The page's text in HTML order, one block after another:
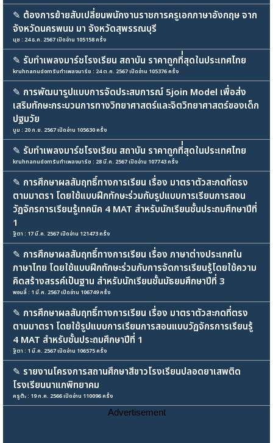
✎ ต้องการย้ายสับเปลี่ยนพนักงานราชการครูเอกภาษาอังกฤษ จาก
จังหวัดนครพนม มา จังหวัดสุพรรณบุรี
นุช : 24 ธ.ค. 2567 เปิดอ่าน 105158 ครั้ง
✎ รับทำเพลงมาร์ชโรงเรียน สถาบัน ราคาถูกที่่สุดในประเทศไทย
kruhnanudomรับทำเพลงมาร์ช : 24 ต.ค. 2567 เปิดอ่าน 105376 ครั้ง
✎ การพัฒนารูปแบบการจัดประสบการณ์ 5join Model เพื่อส่ง
เสริมทักษะกระบวนการทางวิทยาศาสตร์และจิตวิทยาศาสตร์ของเด็ก
ปฐมวัย
บูม : 20 ก.ย. 2567 เปิดอ่าน 105630 ครั้ง
✎ รับทำเพลงมาร์ชโรงเรียน สถาบัน ราคาถูกที่่สุดในประเทศไทย
kruhnanudomรับทำเพลงมาร์ช : 28 มี.ค. 2567 เปิดอ่าน 107743 ครั้ง
✎ การศึกษาผลสัมฤทธิ์ทางการเรียน เรื่อง มาตราตัวสะกดที่ตรง
ตามมาตรา โดยใช้แบบฝึกทักษะร่วมกับรูปแบบการเรียนการสอน
วัฏจักรการเรียนรู้เทคนิค 4 MAT สำหรับนักเรียนชั้นประถมศึกษาปีที่
1
ฐิตา : 17 มี.ค. 2567 เปิดอ่าน 121473 ครั้ง
✎ การศึกษาผลสัมฤทธิ์ทางการเรียน เรื่อง ภาษาต่างประเทศใน
ภาษาไทย โดยใช้แบบฝึกทักษะร่วมกับการจัดการเรียนรู้โดยใช้ความ
คิดสร้างสรรค์เป็นฐาน สำหรับนักเรียนชั้นมัธยมศึกษาปีที่ 3
พอนลี่ : 1 มี.ค. 2567 เปิดอ่าน 106749 ครั้ง
✎ การศึกษาผลสัมฤทธิ์ทางการเรียน เรื่อง มาตราตัวสะกดที่ตรง
ตามมาตรา โดยใช้รูปแบบการเรียนการสอนแบบวัฏจักรการเรียนรู้
4 MAT สำหรับชั้นประถมศึกษาปีที่ 1
ฐิตา : 1 มี.ค. 2567 เปิดอ่าน 106575 ครั้ง
✎ รายงานโครงการสถานศึกษาสีขาวโรงเรียนปลอดยาเสพติด
โรงเรียนนาแกพิทยาคม
ครูต๊ะ : 19 ก.ค. 2566 เปิดอ่าน 110096 ครั้ง
Advertisement